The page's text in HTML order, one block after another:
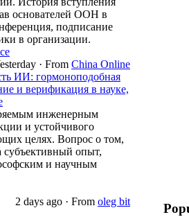
основателей ООН в
подписание
в организации.
· From China Online
ИИ: гормоноподобная
и верификация в науке,
инженерным
и устойчивого
целях. Вопрос о том,
субъективный опыт,
и научным
2 days ago · From oleg bit